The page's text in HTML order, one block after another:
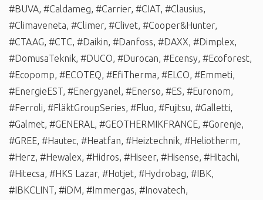
#BUVA, #Caldameg, #Carrier, #CIAT, #Clausius,
#Climaveneta, #Climer, #Clivet, #Cooper&Hunter,
#CTAAG, #CTC, #Daikin, #Danfoss, #DAXX, #Dimplex,
#DomusaTeknik, #DUCO, #Durocan, #Ecensy, #Ecoforest,
#Ecopomp, #ECOTEQ, #EfiTherma, #ELCO, #Emmeti,
#EnergieEST, #Energyanel, #Enerso, #ES, #Euronom,
#Ferroli, #FläktGroupSeries, #Fluo, #Fujitsu, #Galletti,
#Galmet, #GENERAL , #GEOTHERMIKFRANCE, #Gorenje,
#GREE, #Hautec, #Heatfan, #Heiztechnik, #Heliotherm,
#Herz, #Hewalex, #Hidros, #Hiseer, #Hisense, #Hitachi,
#Hitecsa, #HKS Lazar, #Hotjet, #Hydrobag, #IBK,
#IBKCLINT, #iDM, #Immergas, #Inovatech,